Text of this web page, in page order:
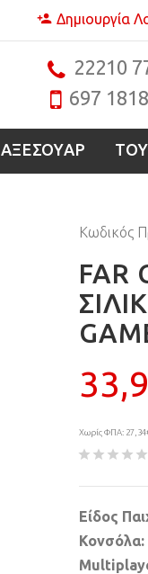
Δημιουργία
22210
697
ΑΞΕΣΟΥΑΡ
Κωδικός
FAR
Χωρίς ΦΠΑ:
Είδος
Κονσόλα: